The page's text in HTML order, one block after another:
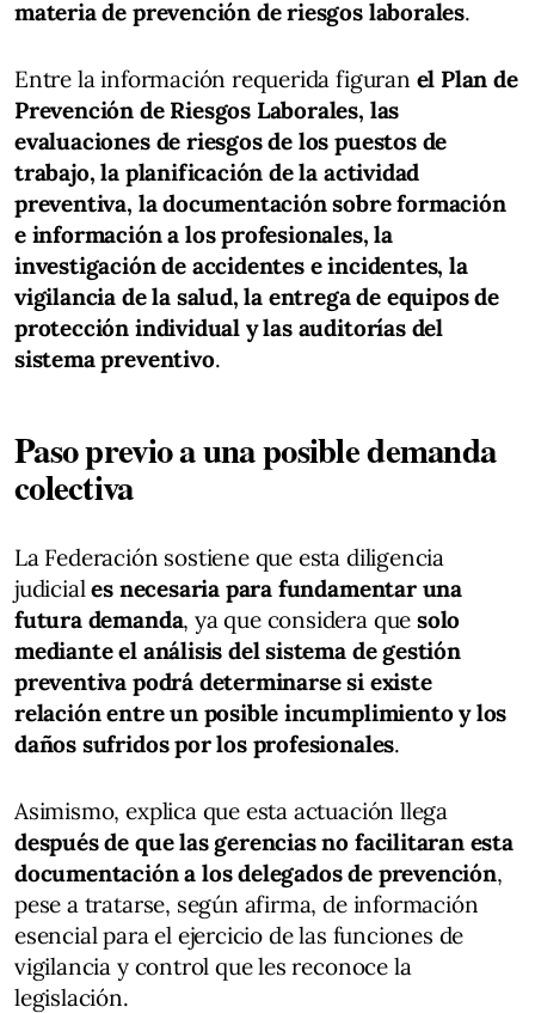
materia de prevención de riesgos laborales.
Entre la información requerida figuran el Plan de
Prevención de Riesgos Laborales, las
evaluaciones de riesgos de los puestos de
trabajo, la planificación de la actividad
preventiva, la documentación sobre formación
e información a los profesionales, la
investigación de accidentes e incidentes, la
vigilancia de la salud, la entrega de equipos de
protección individual y las auditorías del
sistema preventivo.
Paso previo a una posible demanda
colectiva
La Federación sostiene que esta diligencia
judiciales necesaria para fundamentar una
futura demanda, ya que considera que solo
mediante el análisis del sistema de gestión
preventiva podrá determinarse si existe
relación entre un posible incumplimiento y los
daños sufridos por los profesionales.
Asimismo, explica que esta actuación llega
después de que las gerencias no facilitaran esta
documentación a los delegados de prevención,
pese a tratarse, según afirma, de información
esencial para el ejercicio de las funciones de
vigilancia y control que les reconoce la
legislación.